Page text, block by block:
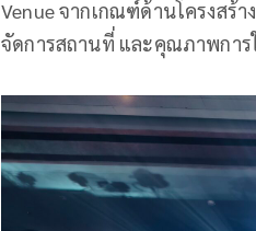
Venue จากเกณฑ์ด้านโครงสร้
จัดการสถานที่ และคุณภาพการ